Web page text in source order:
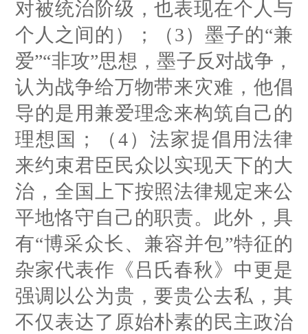
对被统治阶级，也表现在个人与
个人之间的）；（3）墨子的“兼
爱”“非攻”思想，墨子反对战争，
认为战争给万物带来灾难，他倡
导的是用兼爱理念来构筑自己的
理想国；（4）法家提倡用法律
来约束君臣民众以实现天下的大
治，全国上下按照法律规定来公
平地恪守自己的职责。此外，具
有“博采众长、兼容并包”特征的
杂家代表作《吕氏春秋》中更是
强调以公为贵，要贵公去私，其
不仅表达了原始朴素的民主政治